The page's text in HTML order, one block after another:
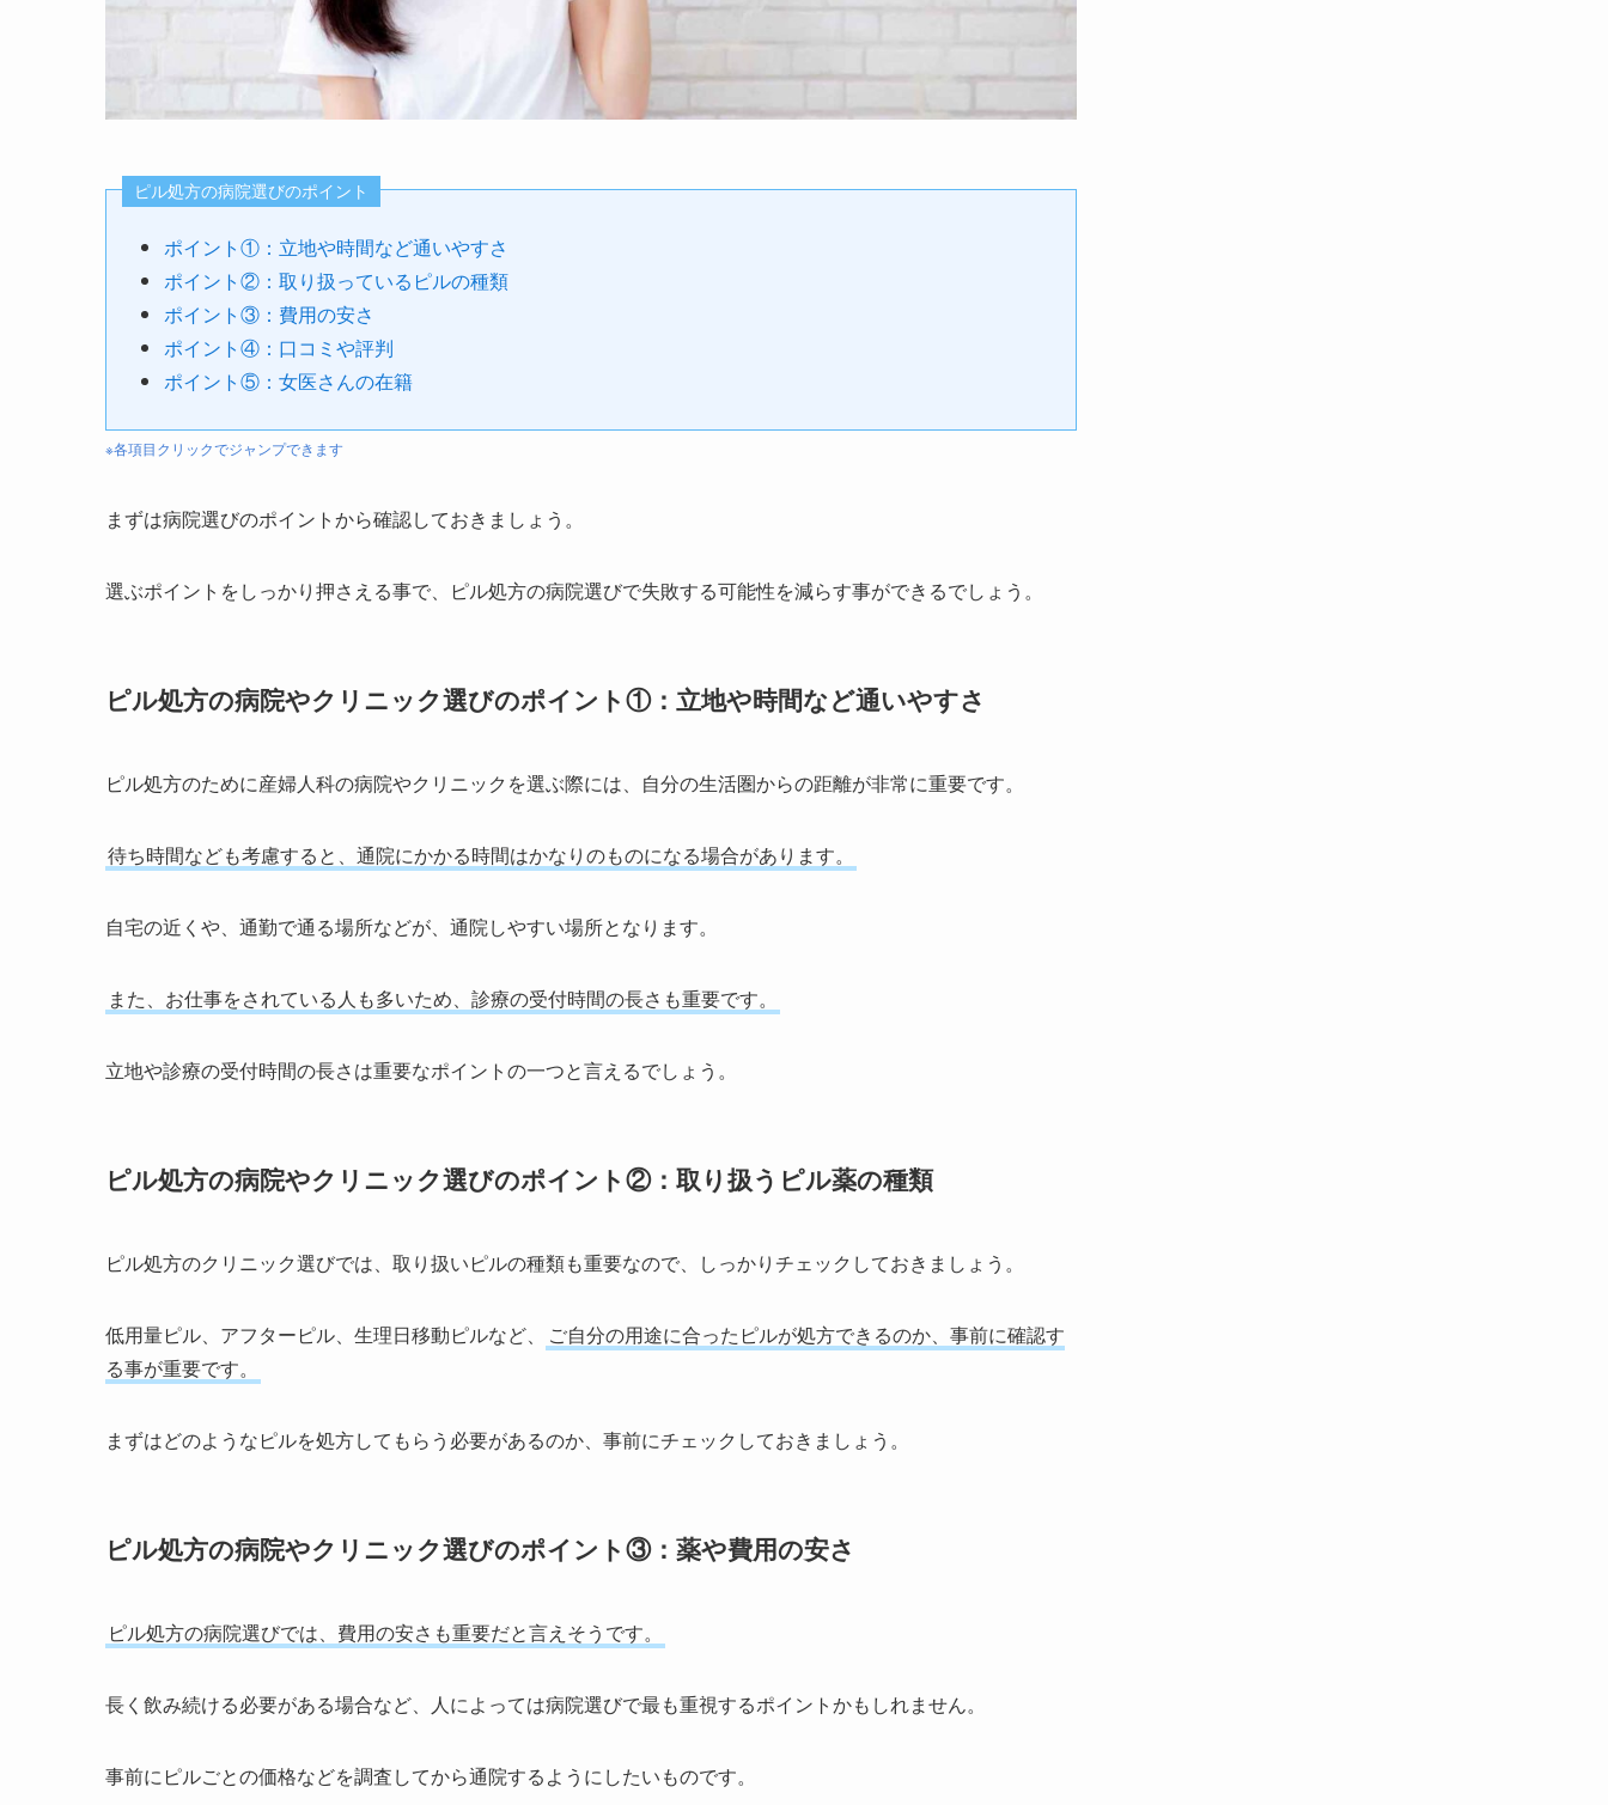
ピル処方の病院選びのポイント
ポイント①：立地や時間など通いやすさ
ポイント②：取り扱っているピルの種類
ポイント③：費用の安さ
ポイント④：口コミや評判
ポイント⑤：女医さんの在籍
※各項目クリックでジャンプできます
まずは病院選びのポイントから確認しておきましょう。
選ぶポイントをしっかり押さえる事で、ピル処方の病院選びで失敗する可能性を減らす事ができるでしょう。
ピル処方の病院やクリニック選びのポイント①：立地や時間など通いやすさ
ピル処方のために産婦人科の病院やクリニックを選ぶ際には、自分の生活圏からの距離が非常に重要です。
待ち時間なども考慮すると、通院にかかる時間はかなりのものになる場合があります。
自宅の近くや、通勤で通る場所などが、通院しやすい場所となります。
また、お仕事をされている人も多いため、診療の受付時間の長さも重要です。
立地や診療の受付時間の長さは重要なポイントの一つと言えるでしょう。
ピル処方の病院やクリニック選びのポイント②：取り扱うピル薬の種類
ピル処方のクリニック選びでは、取り扱いピルの種類も重要なので、しっかりチェックしておきましょう。
低用量ピル、アフターピル、生理日移動ピルなど、
ご自分の用途に合ったピルが処方できるのか、事前に確認す
る事が重要です。
まずはどのようなピルを処方してもらう必要があるのか、事前にチェックしておきましょう。
ピル処方の病院やクリニック選びのポイント③：薬や費用の安さ
ピル処方の病院選びでは、費用の安さも重要だと言えそうです。
長く飲み続ける必要がある場合など、人によっては病院選びで最も重視するポイントかもしれません。
事前にピルごとの価格などを調査してから通院するようにしたいものです。